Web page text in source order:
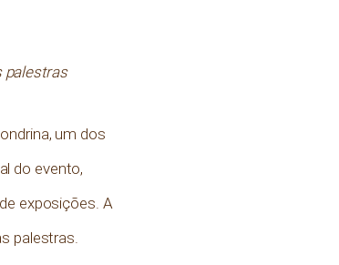
palestras
um dos
do evento,
exposições. A
palestras.